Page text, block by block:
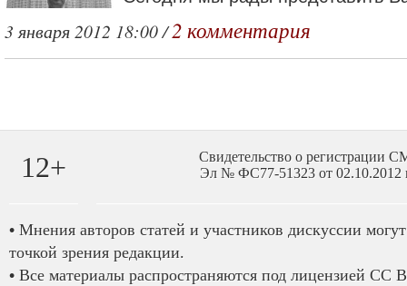
3 января 2012 18:00 /2 комментария
12+
Свидетельство о регистрации
Эл № ФС77-51323 от 02.10.2012
• Мнения авторов статей и участников дискуссии
точкой зрения редакции.
• Все материалы распространяются под лицензией CC